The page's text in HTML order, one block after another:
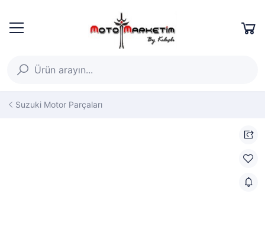
Suzuki Motor Parçaları